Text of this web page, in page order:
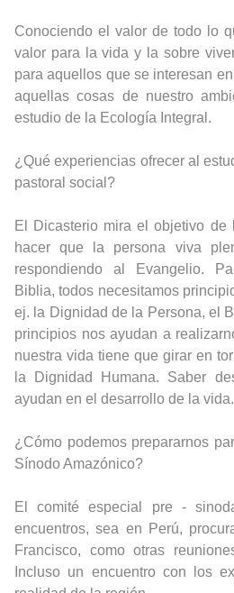
Conociendo el valor de todo lo
valor para la vida y la sobre
para aquellos que se interesan
aquellas cosas de nuestro
estudio de la Ecología Integral.
¿Qué experiencias ofrecer al
pastoral social?
El Dicasterio mira el objetivo de
hacer que la persona viva
respondiendo al Evangelio.
Biblia, todos necesitamos
ej. la Dignidad de la Persona, el
principios nos ayudan a
nuestra vida tiene que girar en
la Dignidad Humana. Saber
ayudan en el desarrollo de la vida.
¿Cómo podemos prepararnos
Sínodo Amazónico?
El comité especial pre -
encuentros, sea en Perú,
Francisco, como otras
Incluso un encuentro con los